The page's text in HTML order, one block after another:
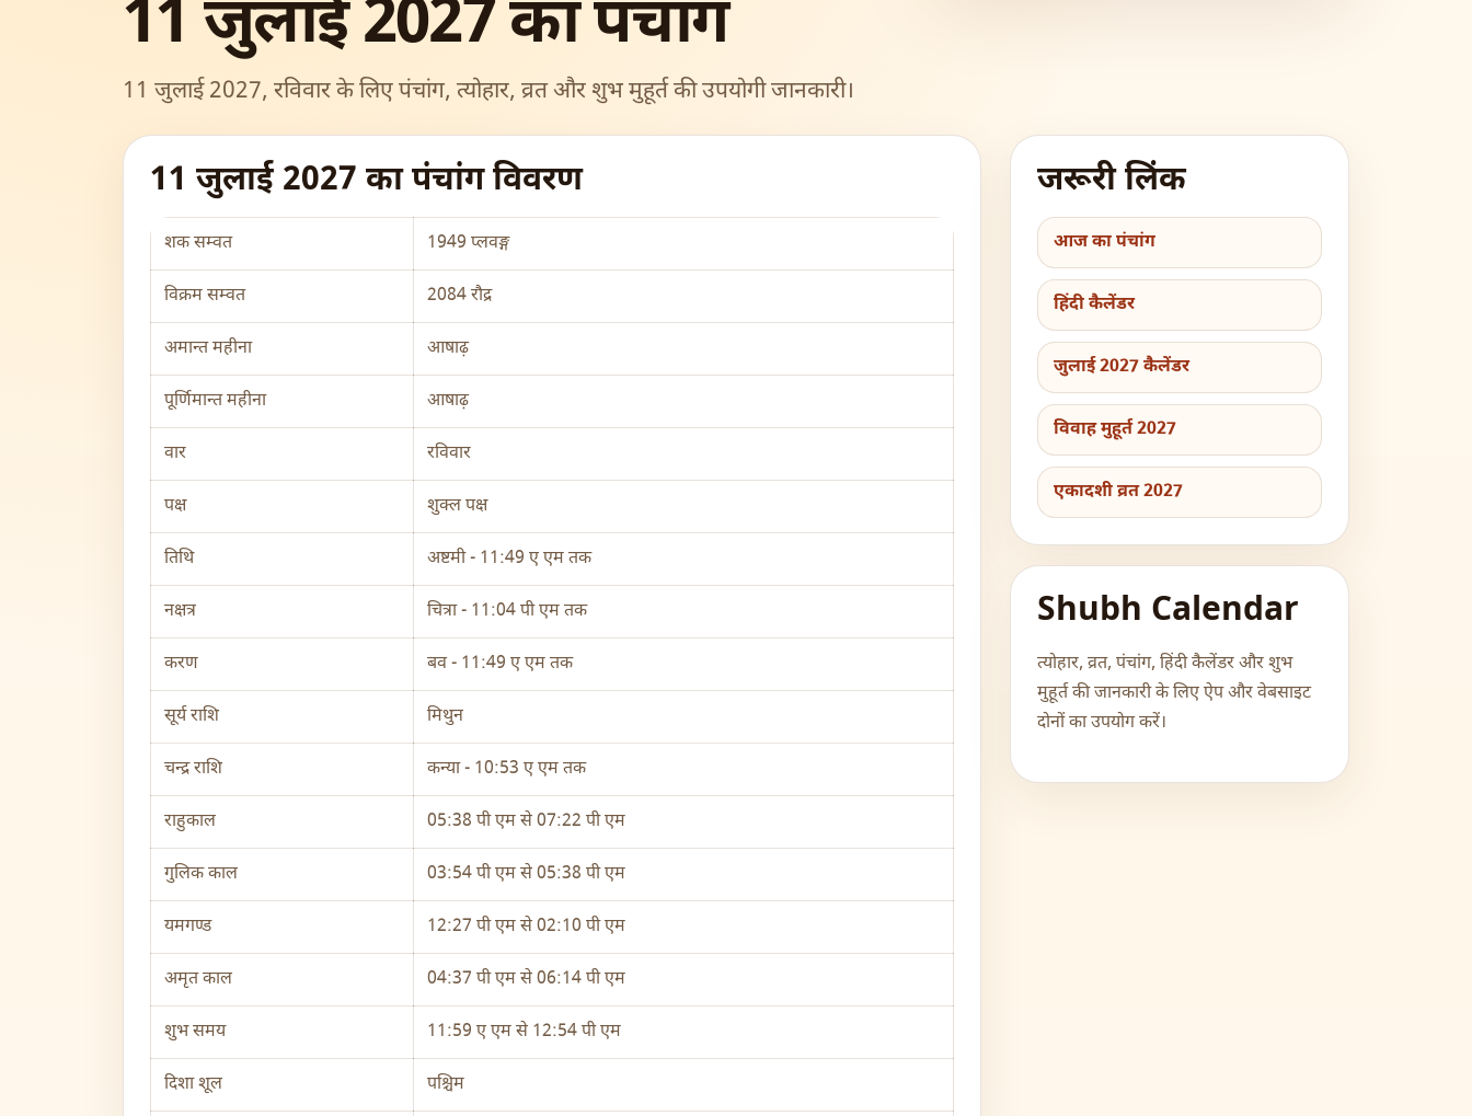
11 जुलाई 2027 का पंचांग
11 जुलाई 2027, रविवार के लिए पंचांग, त्योहार, व्रत और शुभ मुहूर्त की उपयोगी जानकारी।
11 जुलाई 2027 का पंचांग विवरण
शक सम्वत 1949 प्लवङ्ग
विक्रम सम्वत 2084 रौद्र
अमान्त महीना आषाढ़
पूर्णिमान्त महीना आषाढ़
वार रविवार
पक्ष शुक्ल पक्ष
तिथि अष्टमी - 11:49 ए एम तक
नक्षत्र चित्रा - 11:04 पी एम तक
करण बव - 11:49 ए एम तक
सूर्य राशि मिथुन
चन्द्र राशि कन्या - 10:53 ए एम तक
राहुकाल 05:38 पी एम से 07:22 पी एम
गुलिक काल 03:54 पी एम से 05:38 पी एम
यमगण्ड 12:27 पी एम से 02:10 पी एम
अमृत काल 04:37 पी एम से 06:14 पी एम
शुभ समय 11:59 ए एम से 12:54 पी एम
दिशा शूल पश्चिम
जरूरी लिंक
आज का पंचांग
हिंदी कैलेंडर
जुलाई 2027 कैलेंडर
विवाह मुहूर्त 2027
एकादशी व्रत 2027
Shubh Calendar
त्योहार, व्रत, पंचांग, हिंदी कैलेंडर और शुभ
मुहूर्त की जानकारी के लिए ऐप और वेबसाइट
दोनों का उपयोग करें।